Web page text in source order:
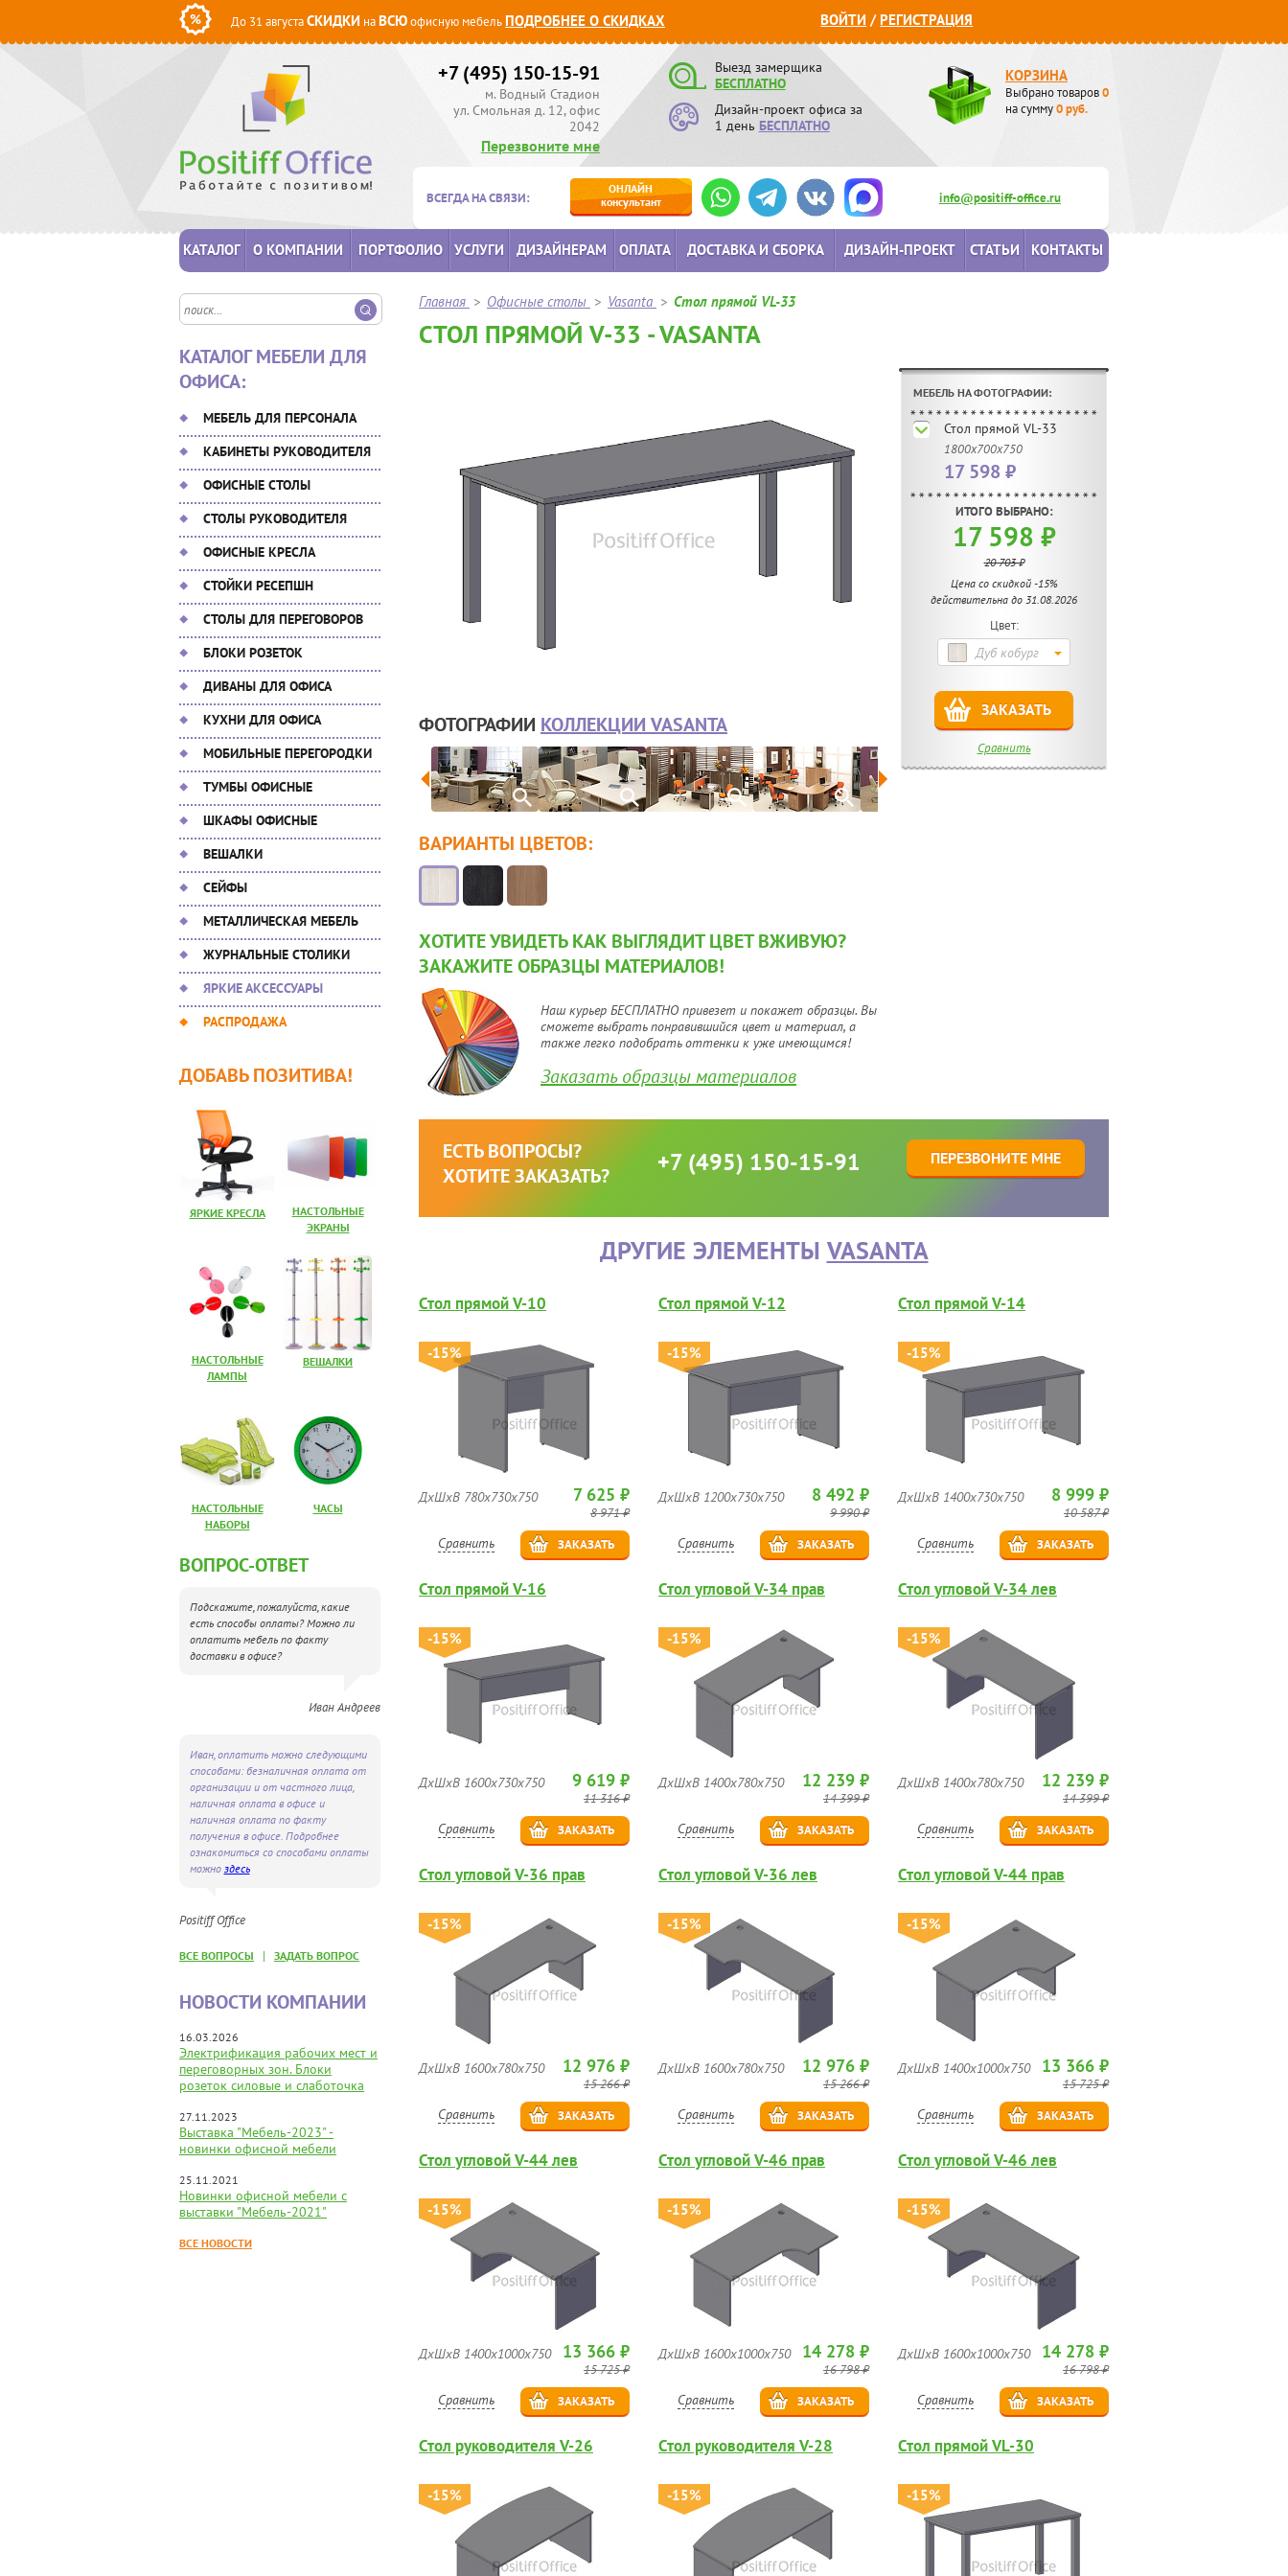
До 31 августаСКИДКИ наВСЮофисную мебельПОДРОБНЕЕ О СКИДКАХ ВОЙТИ /РЕГИСТРАЦИЯ
+7 (495) 150-15-91
м. Водный Стадион
ул. Смольная д. 12, офис
2042
Перезвоните мне
Выезд замерщика
БЕСПЛАТНО
Дизайн-проект офиса за
1 день БЕСПЛАТНО
КОРЗИНА
Выбрано товаров0
на сумму0руб.
ВСЕГДА НА СВЯЗИ:
ОНЛАЙН
консультант
info@positiff-office.ru
КАТАЛОГ О КОМПАНИИ ПОРТФОЛИО УСЛУГИ ДИЗАЙНЕРАМ ОПЛАТА ДОСТАВКА И СБОРКА ДИЗАЙН-ПРОЕКТ СТАТЬИ КОНТАКТЫ
КАТАЛОГ МЕБЕЛИ ДЛЯ
ОФИСА:
МЕБЕЛЬ ДЛЯ ПЕРСОНАЛА
КАБИНЕТЫ РУКОВОДИТЕЛЯ
ОФИСНЫЕ СТОЛЫ
СТОЛЫ РУКОВОДИТЕЛЯ
ОФИСНЫЕ КРЕСЛА
СТОЙКИ РЕСЕПШН
СТОЛЫ ДЛЯ ПЕРЕГОВОРОВ
БЛОКИ РОЗЕТОК
ДИВАНЫ ДЛЯ ОФИСА
КУХНИ ДЛЯ ОФИСА
МОБИЛЬНЫЕ ПЕРЕГОРОДКИ
ТУМБЫ ОФИСНЫЕ
ШКАФЫ ОФИСНЫЕ
ВЕШАЛКИ
СЕЙФЫ
МЕТАЛЛИЧЕСКАЯ МЕБЕЛЬ
ЖУРНАЛЬНЫЕ СТОЛИКИ
ЯРКИЕ АКСЕССУАРЫ
РАСПРОДАЖА
ДОБАВЬ ПОЗИТИВА!
ЯРКИЕ КРЕСЛА
НАСТОЛЬНЫЕ
ЭКРАНЫ
НАСТОЛЬНЫЕ
ЛАМПЫ
ВЕШАЛКИ
НАСТОЛЬНЫЕ
НАБОРЫ
ЧАСЫ
ВОПРОС-ОТВЕТ
Подскажите, пожалуйста, какие
есть способы оплаты? Можно ли
оплатить мебель по факту
доставки в офисе?
Иван Андреев
Иван, оплатить можно следующими
способами: безналичная оплата от
организации и от частного лица,
наличная оплата в офисе и
наличная оплата по факту
получения в офисе. Подробнее
ознакомиться со способами оплаты
можно здесь
Positiff Office
ВСЕ ВОПРОСЫ | ЗАДАТЬ ВОПРОС
НОВОСТИ КОМПАНИИ
16.03.2026
Электрификация рабочих мест и
переговорных зон. Блоки
розеток силовые и слаботочка
27.11.2023
Выставка "Мебель-2023" -
новинки офисной мебели
25.11.2021
Новинки офисной мебели с
выставки "Мебель-2021"
ВСЕ НОВОСТИ
Главная > Офисные столы > Vasanta > Стол прямой VL-33
СТОЛ ПРЯМОЙ V-33 - VASANTA
ФОТОГРАФИИ КОЛЛЕКЦИИ VASANTA
МЕБЕЛЬ НА ФОТОГРАФИИ:
Стол прямой VL-33
1800х700х750
17 598 ₽
ИТОГО ВЫБРАНО:
17 598 ₽
20 703 ₽
Цена со скидкой -15%
действительна до 31.08.2026
Цвет:
Дуб кобург
ЗАКАЗАТЬ
Сравнить
ВАРИАНТЫ ЦВЕТОВ:
ХОТИТЕ УВИДЕТЬ КАК ВЫГЛЯДИТ ЦВЕТ ВЖИВУЮ?
ЗАКАЖИТЕ ОБРАЗЦЫ МАТЕРИАЛОВ!
Наш курьер БЕСПЛАТНО привезет и покажет образцы. Вы
сможете выбрать понравившийся цвет и материал, а
также легко подобрать оттенки к уже имеющимся!
Заказать образцы материалов
ЕСТЬ ВОПРОСЫ?
ХОТИТЕ ЗАКАЗАТЬ?
+7 (495) 150-15-91 ПЕРЕЗВОНИТЕ МНЕ
ДРУГИЕ ЭЛЕМЕНТЫ VASANTA
Стол прямой V-10
-15%
ДхШхВ 780х730х750 7 625 ₽
8 971 ₽
Сравнить ЗАКАЗАТЬ
Стол прямой V-12
-15%
ДхШхВ 1200х730х750 8 492 ₽
9 990 ₽
Сравнить ЗАКАЗАТЬ
Стол прямой V-14
-15%
ДхШхВ 1400х730х750 8 999 ₽
10 587 ₽
Сравнить ЗАКАЗАТЬ
Стол прямой V-16
-15%
ДхШхВ 1600х730х750 9 619 ₽
11 316 ₽
Сравнить ЗАКАЗАТЬ
Стол угловой V-34 прав
-15%
ДхШхВ 1400х780х750 12 239 ₽
14 399 ₽
Сравнить ЗАКАЗАТЬ
Стол угловой V-34 лев
-15%
ДхШхВ 1400х780х750 12 239 ₽
14 399 ₽
Сравнить ЗАКАЗАТЬ
Стол угловой V-36 прав
-15%
ДхШхВ 1600х780х750 12 976 ₽
15 266 ₽
Сравнить ЗАКАЗАТЬ
Стол угловой V-36 лев
-15%
ДхШхВ 1600х780х750 12 976 ₽
15 266 ₽
Сравнить ЗАКАЗАТЬ
Стол угловой V-44 прав
-15%
ДхШхВ 1400х1000х750 13 366 ₽
15 725 ₽
Сравнить ЗАКАЗАТЬ
Стол угловой V-44 лев
-15%
ДхШхВ 1400х1000х750 13 366 ₽
15 725 ₽
Сравнить ЗАКАЗАТЬ
Стол угловой V-46 прав
-15%
ДхШхВ 1600х1000х750 14 278 ₽
16 798 ₽
Сравнить ЗАКАЗАТЬ
Стол угловой V-46 лев
-15%
ДхШхВ 1600х1000х750 14 278 ₽
16 798 ₽
Сравнить ЗАКАЗАТЬ
Стол руководителя V-26
-15%
Стол руководителя V-28
-15%
Стол прямой VL-30
-15%